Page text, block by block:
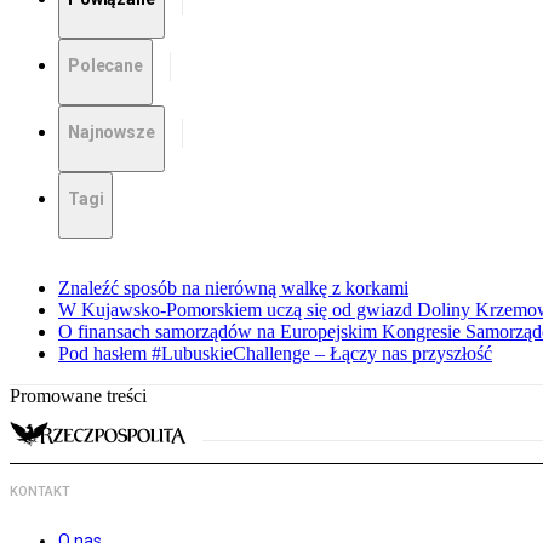
Polecane
Najnowsze
Tagi
Znaleźć sposób na nierówną walkę z korkami
W Kujawsko-Pomorskiem uczą się od gwiazd Doliny
O finansach samorządów na Europejskim Kongresie
Pod hasłem #LubuskieChallenge – Łączy nas przyszłość
Promowane treści
KONTAKT